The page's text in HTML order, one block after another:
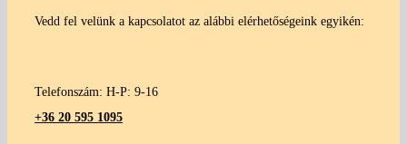
Vedd fel velünk a kapcsolatot az alábbi elérhetőségeink egyikén:
Telefonszám: H-P: 9-16
+36 20 595 1095